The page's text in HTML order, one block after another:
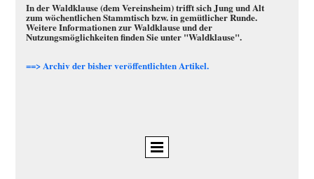
In der Waldklause (dem Vereinsheim) trifft sich Jung und Alt
zum wöchentlichen Stammtisch bzw. in gemütlicher Runde.
Weitere Informationen zur Waldklause und der
Nutzungsmöglichkeiten finden Sie unter "Waldklause".
==>Archiv der bisher veröffentlichten Artikel.